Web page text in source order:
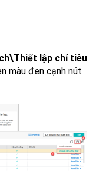
lập chỉ tiêu
màu đen cạnh nút